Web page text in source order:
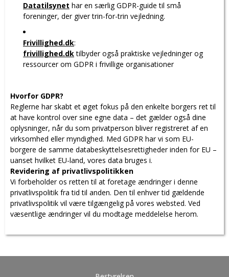
Datatilsynet har en særlig GDPR-guide til små
foreninger, der giver trin-for-trin vejledning.
Frivillighed.dk:
frivillighed.dktilbyder også praktiske vejledninger og
ressourcer om GDPR i frivillige organisationer
Hvorfor GDPR?
Reglerne har skabt et øget fokus på den enkelte borgers ret til
at have kontrol over sine egne data – det gælder også dine
oplysninger, når du som privatperson bliver registreret af en
virksomhed eller myndighed. Med GDPR har vi som EU-
borgere de samme databeskyttelsesrettigheder inden for EU –
uanset hvilket EU-land, vores data bruges i.
Revidering af privatlivspolitikken
Vi forbeholder os retten til at foretage ændringer i denne
privatlivspolitik fra tid til anden. Den til enhvertid gældende
privatlivspolitik vil være tilgængelig på vores websted. Ved
væsentlige ændringer vil du modtage meddelelse herom.